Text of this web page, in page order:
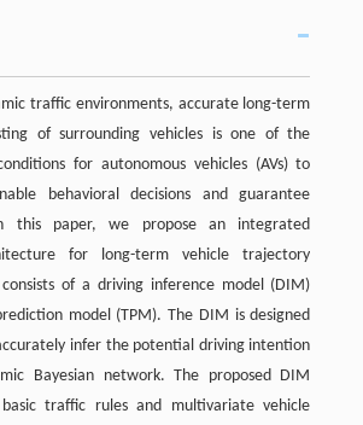
traffic environments, accurate long-term
of surrounding vehicles is one of the
for autonomous vehicles (AVs) to
behavioral decisions and guarantee
this paper, we propose an integrated
for long-term vehicle trajectory
of a driving inference model (DIM)
model (TPM). The DIM is designed
infer the potential driving intention
Bayesian network. The proposed DIM
traffic rules and multivariate vehicle